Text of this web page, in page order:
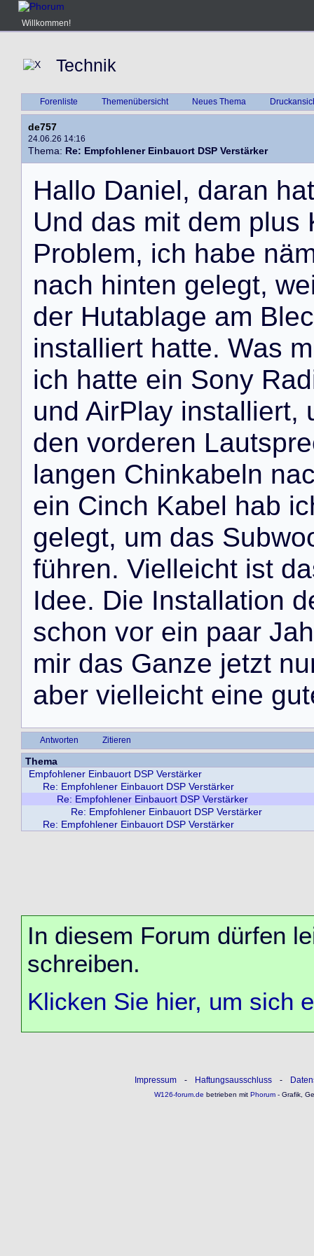
Willkommen!
Technik
Forenliste Themenübersicht Neues Thema
de757
24.06.26 14:16
Thema: Re: Empfohlener Einbauort DSP Verstärker
Hallo Daniel, daran hat
Und das mit dem plus
Problem, ich habe nä
nach hinten gelegt, we
der Hutablage am Blec
installiert hatte. Was m
ich hatte ein Sony Rad
und AirPlay installiert,
den vorderen Lautspre
langen Chinkabeln na
ein Cinch Kabel hab ic
gelegt, um das Subwo
führen. Vielleicht ist da
Idee. Die Installation d
schon vor ein paar Jah
mir das Ganze jetzt nu
aber vielleicht eine gut
Antworten Zitieren
Thema
Empfohlener Einbauort DSP Verstärker
Re: Empfohlener Einbauort DSP Verstärker
Re: Empfohlener Einbauort DSP Verstärker
Re: Empfohlener Einbauort DSP Verstärker
Re: Empfohlener Einbauort DSP Verstärker
In diesem Forum dürfen
schreiben.
Klicken Sie hier, um sich
Impressum - Haftungsausschluss -
W126-forum.de betrieben mitPhorum- Grafik,